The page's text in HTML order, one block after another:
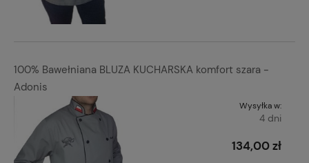
100% Bawełniana BLUZA KUCHARSKA komfort szara -
Adonis
Wysyłka w:
4 dni
134,00 zł